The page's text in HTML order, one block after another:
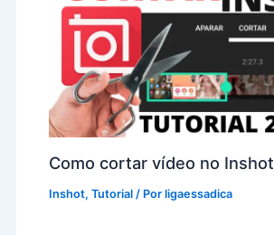
Como cortar vídeo no Inshot
Inshot,Tutorial / Porligaessadica